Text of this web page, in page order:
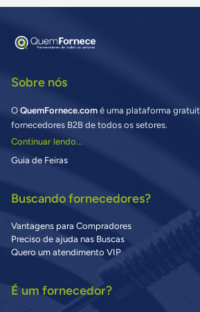
Sobre nós
O QuemFornece.com é uma plataforma
fornecedores B2B de todos os setores.
Continuar lendo...
Guia de Feiras
Buscando fornecedores?
Vantagens para Compradores
Preciso de ajuda nas Buscas
Quero um atendimento VIP
É um fornecedor?